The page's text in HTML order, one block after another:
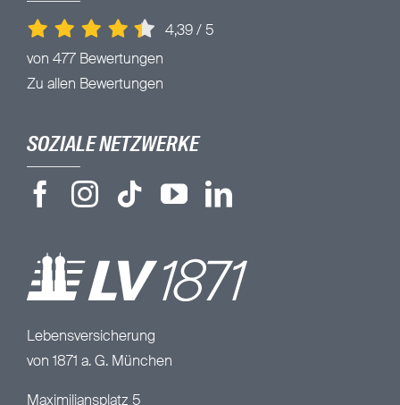
4,39/ 5
von 477 Bewertungen
Zu allen Bewertungen
SOZIALE NETZWERKE
Lebensversicherung
von 1871 a. G. München
Maximiliansplatz 5